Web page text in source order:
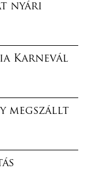
nyári
Karnevál
megszállt